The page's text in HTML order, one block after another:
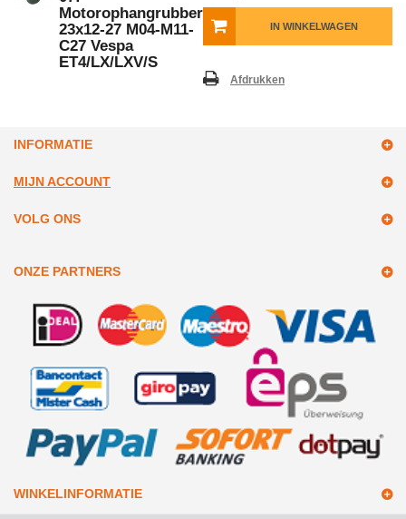
Motorophangrubber
23x12-27 M04-M11-
C27 Vespa
ET4/LX/LXV/S
IN WINKELWAGEN
Afdrukken
INFORMATIE
MIJN ACCOUNT
VOLG ONS
ONZE PARTNERS
WINKELINFORMATIE